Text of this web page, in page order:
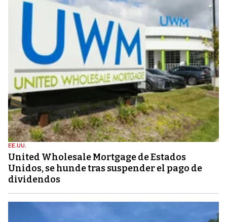
EE.UU.
United Wholesale Mortgage de Estados
Unidos, se hunde tras suspender el pago de
dividendos